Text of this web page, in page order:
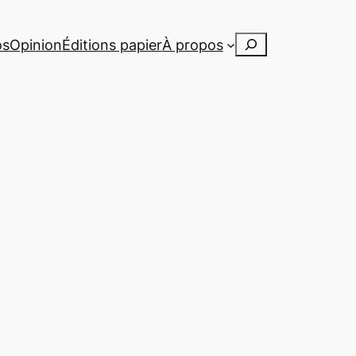
OpinionÉditions papierÀ propos Rechercher